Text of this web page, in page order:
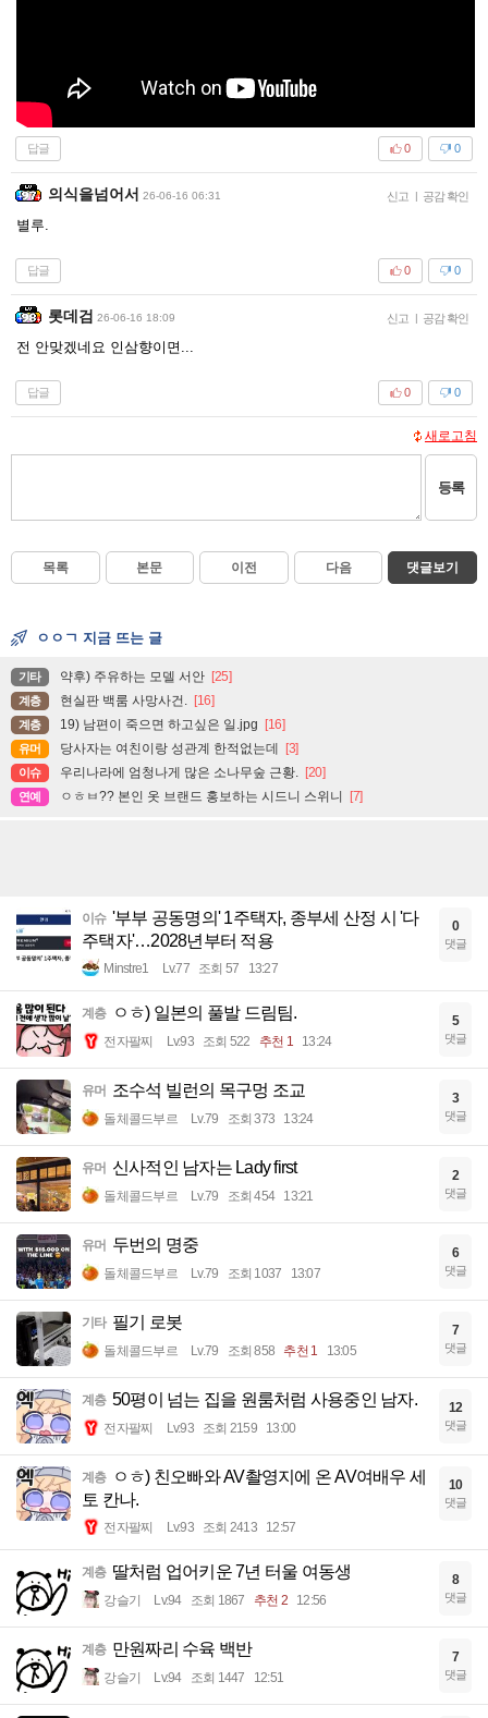
답글 0
0
의식을넘어서 26-06-16 06:31 신고 | 공감 확인
별루.
답글 0
0
롯데검 26-06-16 18:09 신고 | 공감 확인
전 안맞겠네요 인삼향이면...
답글 0
0
새로고침
등록
목록 본문 이전 다음 댓글보기
ㅇㅇㄱ 지금 뜨는 글
기타 약후) 주유하는 모델 서안 [25]
계층 현실판 백룸 사망사건. [16]
계층 19) 남편이 죽으면 하고싶은 일.jpg [16]
유머 당사자는 여친이랑 성관계 한적없는데 [3]
이슈 우리나라에 엄청나게 많은 소나무숲 근황. [20]
연예 ㅇㅎㅂ?? 본인 옷 브랜드 홍보하는 시드니 스위니 [7]
이슈 '부부 공동명의' 1주택자, 종부세 산정 시 '다
주택자'…2028년부터 적용
Minstre1 Lv.77 조회 57 13:27
0
댓글
계층 ㅇㅎ) 일본의 풀발 드림팀.
전자팔찌 Lv.93 조회 522 추천 1 13:24
5
댓글
유머 조수석 빌런의 목구멍 조교
돌체콜드부르 Lv.79 조회 373 13:24
3
댓글
유머 신사적인 남자는 Lady first
돌체콜드부르 Lv.79 조회 454 13:21
2
댓글
유머 두번의 명중
돌체콜드부르 Lv.79 조회 1037 13:07
6
댓글
기타 필기 로봇
돌체콜드부르 Lv.79 조회 858 추천 1 13:05
7
댓글
계층 50평이 넘는 집을 원룸처럼 사용중인 남자.
전자팔찌 Lv.93 조회 2159 13:00
12
댓글
계층
ㅇㅎ) 친오빠와 AV촬영지에 온 AV여배우 세
토 칸나.
전자팔찌 Lv.93 조회 2413 12:57
10
댓글
계층 딸처럼 업어키운 7년 터울 여동생
강슬기 Lv.94 조회 1867 추천 2 12:56
8
댓글
계층 만원짜리 수육 백반
강슬기 Lv.94 조회 1447 12:51
7
댓글